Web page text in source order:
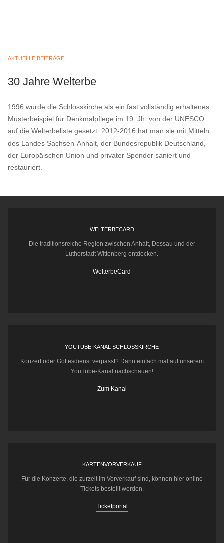
AKTUELLE BEITRÄGE
30 Jahre Welterbe
1996 wurde die Schlosskirche als ein fast vollständig erhaltenes
Musterbeispiel für Denkmalpflege im 19. Jh. von der UNESCO
auf die Welterbeliste gesetzt. 2012-2016 hat man sie mit Mitteln
des Landes Sachsen-Anhalt, der Bundesrepublik Deutschland,
der Europäischen Union und privater Spender saniert und
restauriert.
WELTERBECARD
Die traditionsreiche Region zwischen Anhalt, Dessau und der
Lutherstadt Wittenberg entdecken.
WelterbeCard
YOUTUBE-KANAL SCHLOSSKIRCHE
Konzert oder Gottesdienst verpasst? Dann einfach mal auf unserem
YouTube-Kanal nachschauen!
Zum Kanal
KARTENVORVERKAUF
Für die Konzerte, die zurzeit im Vorverkauf sind, können hier online
Tickets bestellt werden.
Ticketportal